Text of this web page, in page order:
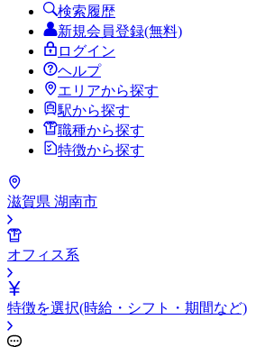
検索履歴
新規会員登録(無料)
ログイン
ヘルプ
エリアから探す
駅から探す
職種から探す
特徴から探す
滋賀県 湖南市
オフィス系
特徴を選択(時給・シフト・期間など)